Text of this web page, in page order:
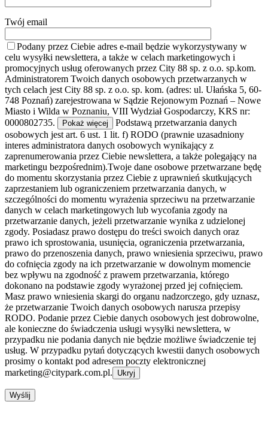
Twój email
Podany przez Ciebie adres e-mail będzie wykorzystywany w
celu wysyłki newslettera, a także w celach marketingowych i
promocyjnych usług oferowanych przez City 88 sp. z o.o. sp.kom.
Administratorem Twoich danych osobowych przetwarzanych w
tych celach jest City 88 sp. z o.o. sp. kom. (adres: ul. Ułańska 5, 60-
748 Poznań) zarejestrowana w Sądzie Rejonowym Poznań – Nowe
Miasto i Wilda w Poznaniu, VIII Wydział Gospodarczy, KRS nr:
0000802735.
Pokaż więcej
Podstawą przetwarzania danych
osobowych jest art. 6 ust. 1 lit. f) RODO (prawnie uzasadniony
interes administratora danych osobowych wynikający z
zaprenumerowania przez Ciebie newslettera, a także polegający na
marketingu bezpośrednim).Twoje dane osobowe przetwarzane będę
do momentu skorzystania przez Ciebie z uprawnień skutkujących
zaprzestaniem lub ograniczeniem przetwarzania danych, w
szczególności do momentu wyrażenia sprzeciwu na przetwarzanie
danych w celach marketingowych lub wycofania zgody na
przetwarzanie danych, jeżeli przetwarzanie wynika z udzielonej
zgody. Posiadasz prawo dostępu do treści swoich danych oraz
prawo ich sprostowania, usunięcia, ograniczenia przetwarzania,
prawo do przenoszenia danych, prawo wniesienia sprzeciwu, prawo
do cofnięcia zgody na ich przetwarzanie w dowolnym momencie
bez wpływu na zgodność z prawem przetwarzania, którego
dokonano na podstawie zgody wyrażonej przed jej cofnięciem.
Masz prawo wniesienia skargi do organu nadzorczego, gdy uznasz,
że przetwarzanie Twoich danych osobowych narusza przepisy
RODO. Podanie przez Ciebie danych osobowych jest dobrowolne,
ale konieczne do świadczenia usługi wysyłki newslettera, w
przypadku nie podania danych nie będzie możliwe świadczenie tej
usług. W przypadku pytań dotyczących kwestii danych osobowych
prosimy o kontakt pod adresem poczty elektronicznej
marketing@citypark.com.pl.
Ukryj